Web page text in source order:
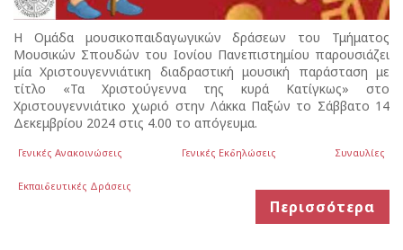
Η Ομάδα μουσικοπαιδαγωγικών δράσεων του Τμήματος
Μουσικών Σπουδών του Ιονίου Πανεπιστημίου παρουσιάζει
μία Χριστουγεννιάτικη διαδραστική μουσική παράσταση με
τίτλο «Τα Χριστούγεννα της κυρά Κατίγκως» στο
Χριστουγεννιάτικο χωριό στην Λάκκα Παξών το Σάββατο 14
Δεκεμβρίου 2024 στις 4.00 το απόγευμα.
Γενικές Ανακοινώσεις Γενικές Εκδηλώσεις Συναυλίες
Εκπαιδευτικές Δράσεις
Περισσότερα